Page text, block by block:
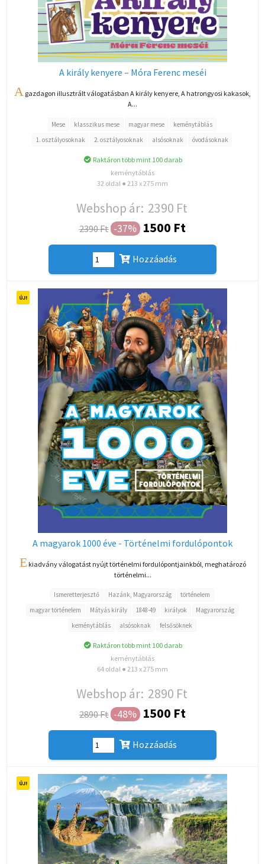
A király kenyere – Móra Ferenc meséi
A gazdagon illusztrált válogatásban A király kenyere, A hatrongyosi kakasok,
A...
Mese klasszikus mese magyar mese
keménytáblás
1. osztályosoknak
2. osztályosoknak alsósoknak óvodásoknak
Raktáron több mint 100 darab
keménytáblás
32 oldal ● 213 x 275 mm
Webshop ár: 2390 Ft
2390 Ft -37% 1500 Ft
Hozzáadás
A magyarok 1000 éve - Történelmi fordulópontok
Ekiadvány válogatást nyújt történelmi fordulópontjainkból, meghatározó
történelmi...
Ismeretterjesztő Hazánk, Magyarország
történelem
magyar történelem
Mátyás király 1848-49 királyok
Magyarország
keménytáblás
alsósoknak felsősöknek
Raktáron több mint 100 darab
keménytáblás
64 oldal ● 213 x 275 mm
Webshop ár: 2890 Ft
2890 Ft -48% 1500 Ft
Hozzáadás